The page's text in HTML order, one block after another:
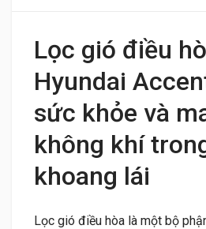
Lọc gió điều
Hyundai
sức khỏe và
không khí
khoang lái
Lọc gió điều hòa là một bộ